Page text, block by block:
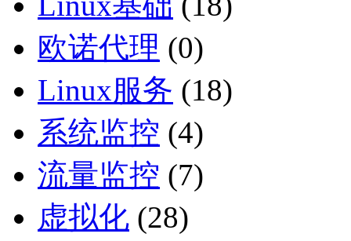
欧诺代理 (0)
Linux服务 (18)
系统监控 (4)
流量监控 (7)
虚拟化 (28)